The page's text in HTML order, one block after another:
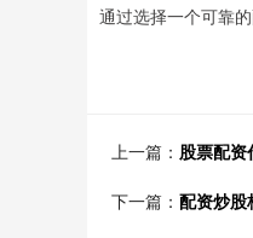
通过选择一个可靠
上一篇： 股票配资
下一篇： 配资炒股